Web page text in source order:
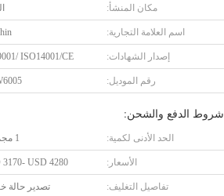
مكان المنشأ:
اسم العلامة التجارية:
إصدار الشهادات: ISO14001/CE
رقم الموديل:
شروط الدفع والشحن:
الحد الأدنى لكمية: 1 مجموعة
الأسعار: 3170- USD 4280
تفاصيل التغليف: تصدير حالة